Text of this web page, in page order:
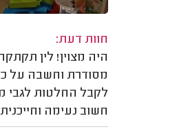
חוות דעת:
היה מצוין! לין
מסודרת וחשבה על
לקבל החלטות לגבי
חשוב נעימה